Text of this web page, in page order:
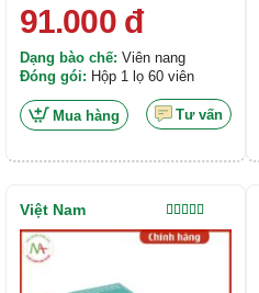
91.000đ
Dạng bào chế: Viên nang
Đóng gói: Hộp 1 lọ 60 viên
Mua hàng Tư vấn
Được xếp
hạng5.00
Việt Nam